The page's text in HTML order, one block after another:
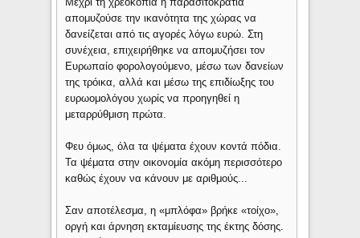
απομυζούσε την ικανότητα της χώρας να
δανείζεται από τις αγορές λόγω ευρώ. Στη
συνέχεια, επιχειρήθηκε να απομυζήσει τον
Ευρωπαίο φορολογούμενο, μέσω των δανείων
της τρόικα, αλλά και μέσω της επιδίωξης του
ευρωομολόγου χωρίς να προηγηθεί η
μεταρρύθμιση πρώτα.
Φευ όμως, όλα τα ψέματα έχουν κοντά πόδια.
Τα ψέματα στην οικονομία ακόμη περισσότερο
καθώς έχουν να κάνουν με αριθμούς...
Σαν αποτέλεσμα, η «μπλόφα» βρήκε «τοίχο»,
οργή και άρνηση εκταμίευσης της έκτης δόσης.